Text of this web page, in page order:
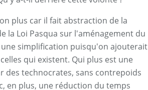
plus car il fait abstraction de la
la Loi Pasqua sur l'aménagement du
simplification puisqu'on ajouterait
qui existent. Qui plus est une
technocrates, sans contrepoids
en plus, une réduction du temps